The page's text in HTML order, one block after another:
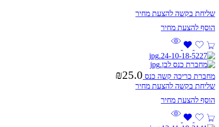
שליחת בקשה להצעת מחיר
מחברת כריכה קשה כנס ₪25.0
שליחת בקשה להצעת מחיר